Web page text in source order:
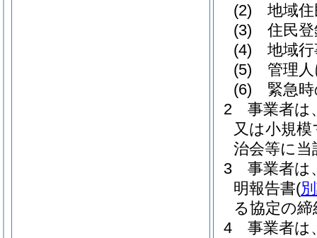
(2)
地域
(3)
住民
(4)
地域
(5)
管理
(6)
緊急
2
事業者は
又は小規
治会等に
3
事業者は
明報告書(
る協定の
4
事業者は